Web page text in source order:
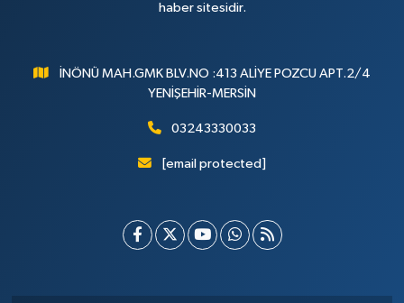
haber sitesidir.
İNÖNÜ MAH.GMK BLV.NO :413 ALİYE POZCU APT.2/4
YENİŞEHİR-MERSİN
03243330033
[email protected]